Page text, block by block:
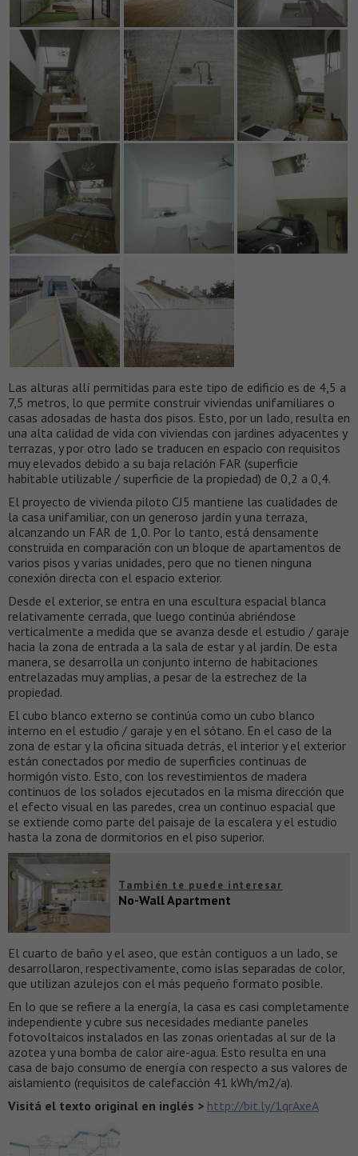
Las alturas allí permitidas para este tipo de edificio es de 4,5 a
7,5 metros, lo que permite construir viviendas unifamiliares o
casas adosadas de hasta dos pisos. Esto, por un lado, resulta en
una alta calidad de vida con viviendas con jardines adyacentes y
terrazas, y por otro lado se traducen en espacio con requisitos
muy elevados debido a su baja relación FAR (superficie
habitable utilizable / superficie de la propiedad) de 0,2 a 0,4.
El proyecto de vivienda piloto CJ5 mantiene las cualidades de
la casa unifamiliar, con un generoso jardín y una terraza,
alcanzando un FAR de 1,0. Por lo tanto, está densamente
construida en comparación con un bloque de apartamentos de
varios pisos y varias unidades, pero que no tienen ninguna
conexión directa con el espacio exterior.
Desde el exterior, se entra en una escultura espacial blanca
relativamente cerrada, que luego continúa abriéndose
verticalmente a medida que se avanza desde el estudio / garaje
hacia la zona de entrada a la sala de estar y al jardín. De esta
manera, se desarrolla un conjunto interno de habitaciones
entrelazadas muy amplias, a pesar de la estrechez de la
propiedad.
El cubo blanco externo se continúa como un cubo blanco
interno en el estudio / garaje y en el sótano. En el caso de la
zona de estar y la oficina situada detrás, el interior y el exterior
están conectados por medio de superficies continuas de
hormigón visto. Esto, con los revestimientos de madera
continuos de los solados ejecutados en la misma dirección que
el efecto visual en las paredes, crea un continuo espacial que
se extiende como parte del paisaje de la escalera y el estudio
hasta la zona de dormitorios en el piso superior.
También te puede interesar
No-Wall Apartment
El cuarto de baño y el aseo, que están contiguos a un lado, se
desarrollaron, respectivamente, como islas separadas de color,
que utilizan azulejos con el más pequeño formato posible.
En lo que se refiere a la energía, la casa es casi completamente
independiente y cubre sus necesidades mediante paneles
fotovoltaicos instalados en las zonas orientadas al sur de la
azotea y una bomba de calor aire-agua. Esto resulta en una
casa de bajo consumo de energía con respecto a sus valores de
aislamiento (requisitos de calefacción 41 kWh/m2/a).
Visitá el texto original en inglés > http://bit.ly/1qrAxeA